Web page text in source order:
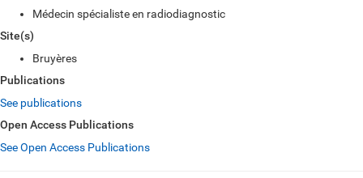
Médecin spécialiste en radiodiagnostic
Site(s)
Bruyères
Publications
See publications
Open Access Publications
See Open Access Publications